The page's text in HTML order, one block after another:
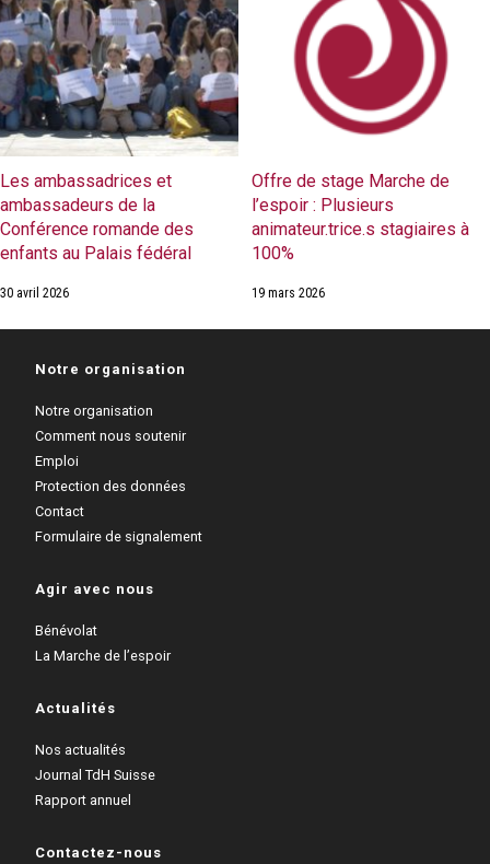
Les ambassadrices et
ambassadeurs de la
Conférence romande des
enfants au Palais fédéral
30 avril 2026
Offre de stage Marche de
l’espoir : Plusieurs
animateur.trice.s stagiaires à
100%
19 mars 2026
Notre organisation
Notre organisation
Comment nous soutenir
Emploi
Protection des données
Contact
Formulaire de signalement
Agir avec nous
Bénévolat
La Marche de l’espoir
Actualités
Nos actualités
Journal TdH Suisse
Rapport annuel
Contactez-nous